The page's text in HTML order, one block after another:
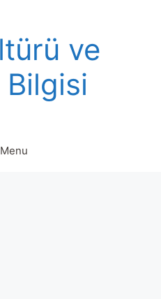
ve
Menu